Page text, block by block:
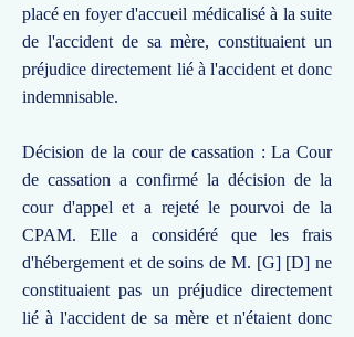
placé en foyer d'accueil médicalisé à la suite
de l'accident de sa mère, constituaient un
préjudice directement lié à l'accident et donc
indemnisable.
Décision de la cour de cassation : La Cour
de cassation a confirmé la décision de la
cour d'appel et a rejeté le pourvoi de la
CPAM. Elle a considéré que les frais
d'hébergement et de soins de M. [G] [D] ne
constituaient pas un préjudice directement
lié à l'accident de sa mère et n'étaient donc